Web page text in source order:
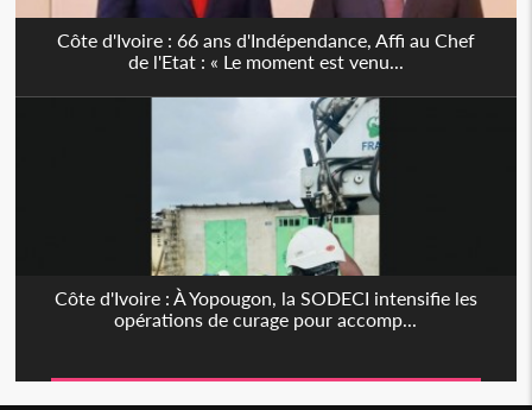
Côte d'Ivoire : 66 ans d'Indépendance, Affi au Chef
de l'Etat : « Le moment est venu...
Côte d'Ivoire : À Yopougon, la SODECI intensifie les
opérations de curage pour accomp...